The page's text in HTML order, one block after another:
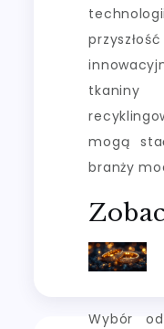
mogą
branży
Wybór